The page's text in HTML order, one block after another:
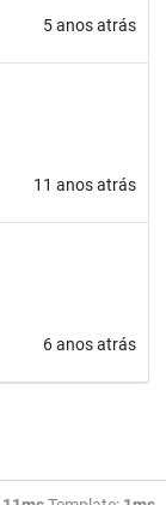
5 anos atrás
11 anos atrás
6 anos atrás